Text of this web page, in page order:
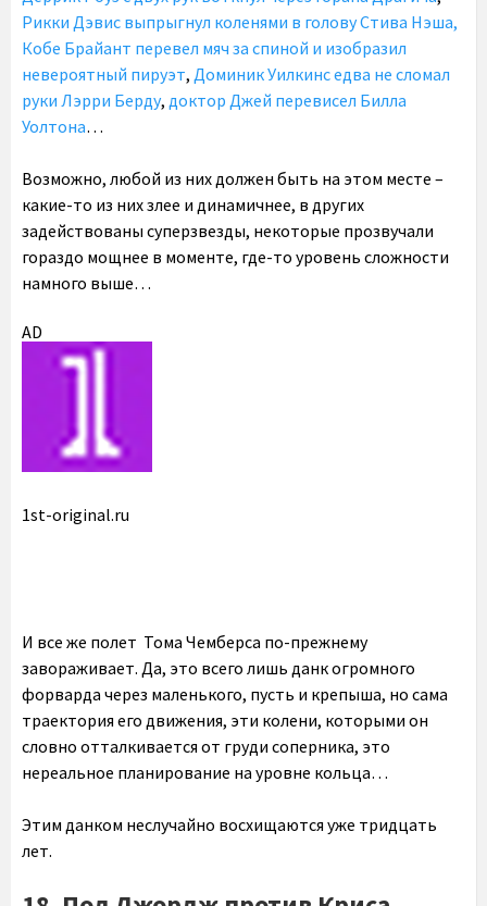
Рикки Дэвис выпрыгнул коленями в голову Стива Нэша,
Кобе Брайант перевел мяч за спиной и изобразил
невероятный пируэт, Доминик Уилкинс едва не сломал
руки Лэрри Берду, доктор Джей перевисел Билла
Уолтона…
Возможно, любой из них должен быть на этом месте –
какие-то из них злее и динамичнее, в других
задействованы суперзвезды, некоторые прозвучали
гораздо мощнее в моменте, где-то уровень сложности
намного выше…
AD
1st-original.ru
И все же полет Тома Чемберса по-прежнему
завораживает. Да, это всего лишь данк огромного
форварда через маленького, пусть и крепыша, но сама
траектория его движения, эти колени, которыми он
словно отталкивается от груди соперника, это
нереальное планирование на уровне кольца…
Этим данком неслучайно восхищаются уже тридцать
лет.